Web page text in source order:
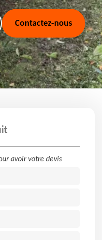
Contactez-nous
avoir votre devis